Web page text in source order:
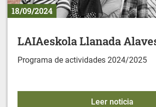
18/09/2024
LAIAeskola Llanada
Programa de actividades 2024/2025
Leer noticia